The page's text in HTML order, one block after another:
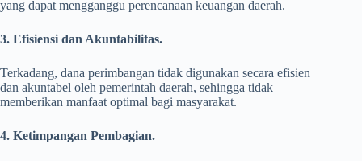
yang dapat mengganggu perencanaan keuangan daerah.
3. Efisiensi dan Akuntabilitas.
Terkadang, dana perimbangan tidak digunakan secara efisien
dan akuntabel oleh pemerintah daerah, sehingga tidak
memberikan manfaat optimal bagi masyarakat.
4. Ketimpangan Pembagian.